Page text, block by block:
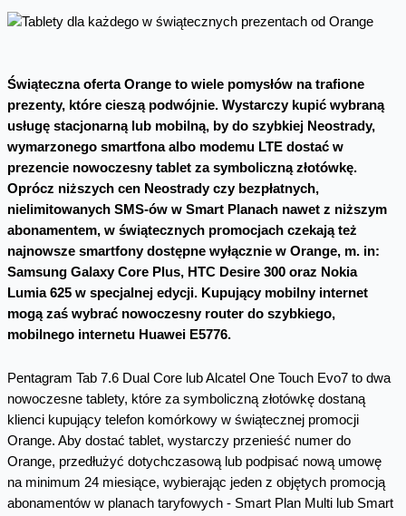
Świąteczna oferta Orange to wiele pomysłów na trafione
prezenty, które cieszą podwójnie. Wystarczy kupić wybraną
usługę stacjonarną lub mobilną, by do szybkiej Neostrady,
wymarzonego smartfona albo modemu LTE dostać w
prezencie nowoczesny tablet za symboliczną złotówkę.
Oprócz niższych cen Neostrady czy bezpłatnych,
nielimitowanych SMS-ów w Smart Planach nawet z niższym
abonamentem, w świątecznych promocjach czekają też
najnowsze smartfony dostępne wyłącznie w Orange, m. in:
Samsung Galaxy Core Plus, HTC Desire 300 oraz Nokia
Lumia 625 w specjalnej edycji. Kupujący mobilny internet
mogą zaś wybrać nowoczesny router do szybkiego,
mobilnego internetu Huawei E5776.
Pentagram Tab 7.6 Dual Core lub Alcatel One Touch Evo7 to dwa
nowoczesne tablety, które za symboliczną złotówkę dostaną
klienci kupujący telefon komórkowy w świątecznej promocji
Orange. Aby dostać tablet, wystarczy przenieść numer do
Orange, przedłużyć dotychczasową lub podpisać nową umowę
na minimum 24 miesiące, wybierając jeden z objętych promocją
abonamentów w planach taryfowych - Smart Plan Multi lub Smart